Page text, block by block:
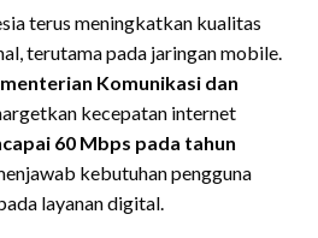
terus meningkatkan kualitas
terutama pada jaringan mobile.
Komunikasi dan
kecepatan internet
60 Mbps pada tahun
kebutuhan pengguna
layanan digital.